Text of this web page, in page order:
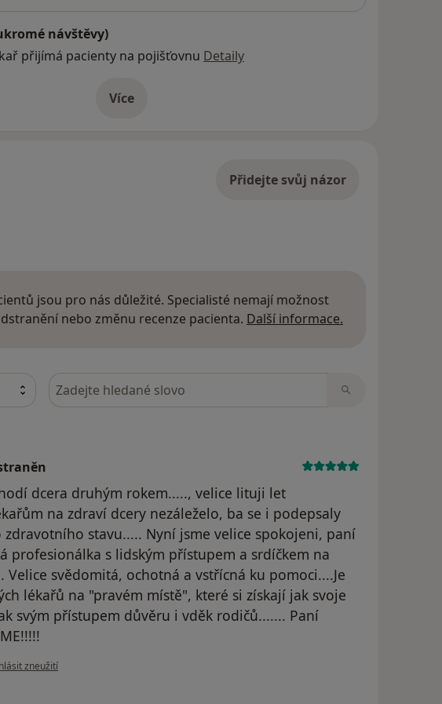
návštěvy)
přijímá pacienty na pojišťovnu Detaily
Víceo adrese
Přidejte svůj názor
jsou pro nás důležité. Specialisté nemají možnost
nebo změnu recenze pacienta. Další informace.
Hledejte v názorech
dcera druhým rokem....., velice lituji let
na zdraví dcery nezáleželo, ba se i podepsaly
stavu..... Nyní jsme velice spokojeni, paní
profesionálka s lidským přístupem a srdíčkem na
Velice svědomitá, ochotná a vstřícná ku pomoci....Je
lékařů na "pravém místě", které si získají jak svoje
svým přístupem důvěru i vděk rodičů....... Paní
názoru uživatele Váš účet byl odstraněn
zneužití